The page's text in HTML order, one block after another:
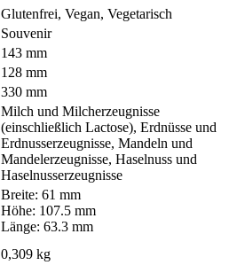
Glutenfrei, Vegan, Vegetarisch
Souvenir
143 mm
128 mm
330 mm
Milch und Milcherzeugnisse
(einschließlich Lactose), Erdnüsse und
Erdnusserzeugnisse, Mandeln und
Mandelerzeugnisse, Haselnuss und
Haselnusserzeugnisse
Breite: 61 mm
Höhe: 107.5 mm
Länge: 63.3 mm
0,309 kg